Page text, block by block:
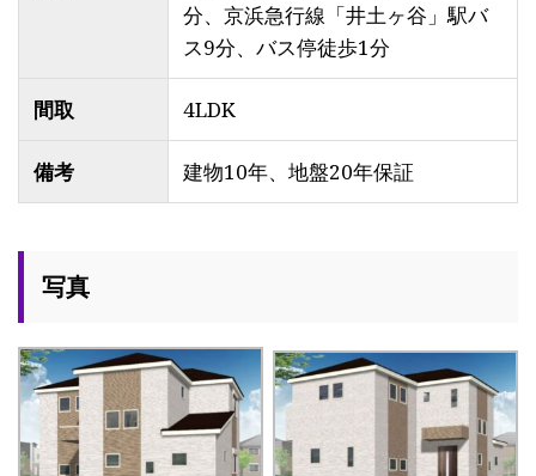
分、京浜急行線「井土ヶ谷」駅バ
ス9分、バス停徒歩1分
間取 4LDK
備考 建物10年、地盤20年保証
写真